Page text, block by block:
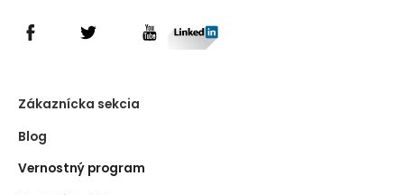
Zákaznícka sekcia
Blog
Vernostný program